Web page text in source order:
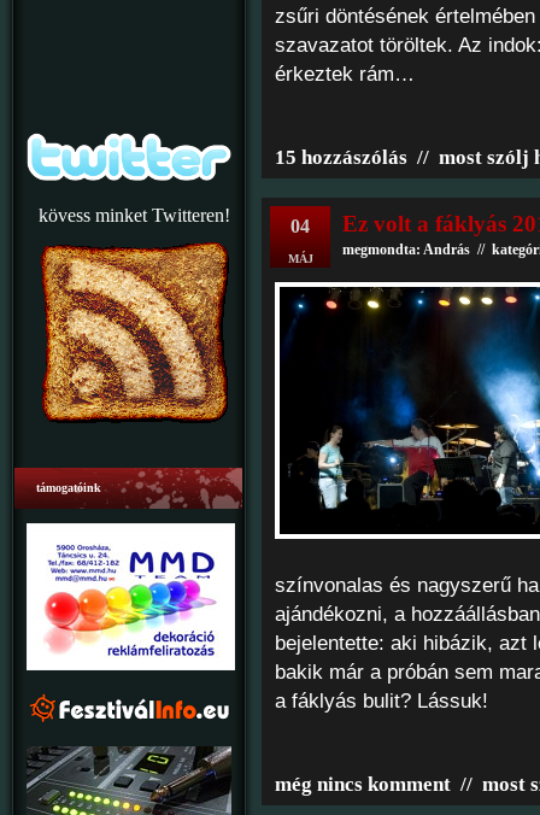
kövess minket Twitteren!
támogatóink
zsűri döntésének
szavazatot töröltek. Az
érkeztek rám…
15 hozzászólás // most szólj
04
MÁJ
Ez volt a fáklyás
megmondta: András //
színvonalas és nagyszerű
ajándékozni, a
bejelentette: aki hibázik, azt
bakik már a próbán sem
a fáklyás bulit? Lássuk!
még nincs komment // most